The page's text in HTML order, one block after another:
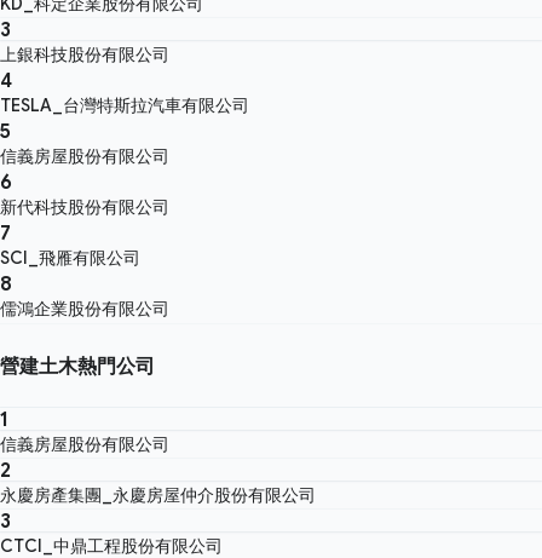
3
上銀科技股份有限公司
4
TESLA_台灣特斯拉汽車有限公司
5
信義房屋股份有限公司
6
新代科技股份有限公司
7
SCI_飛雁有限公司
8
儒鴻企業股份有限公司
營建土木熱門公司
1
信義房屋股份有限公司
2
永慶房產集團_永慶房屋仲介股份有限公司
3
CTCI_中鼎工程股份有限公司